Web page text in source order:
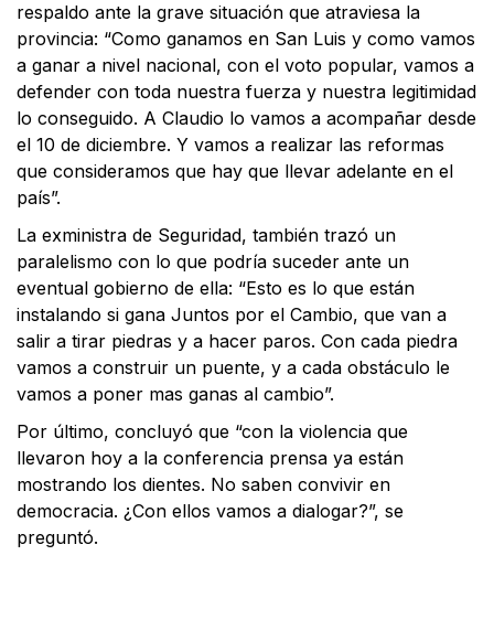
respaldo ante la grave situación que atraviesa la
provincia: “Como ganamos en San Luis y como vamos
a ganar a nivel nacional, con el voto popular, vamos a
defender con toda nuestra fuerza y nuestra legitimidad
lo conseguido. A Claudio lo vamos a acompañar desde
el 10 de diciembre. Y vamos a realizar las reformas
que consideramos que hay que llevar adelante en el
país”.
La exministra de Seguridad, también trazó un
paralelismo con lo que podría suceder ante un
eventual gobierno de ella: “Esto es lo que están
instalando si gana Juntos por el Cambio, que van a
salir a tirar piedras y a hacer paros. Con cada piedra
vamos a construir un puente, y a cada obstáculo le
vamos a poner mas ganas al cambio”.
Por último, concluyó que “con la violencia que
llevaron hoy a la conferencia prensa ya están
mostrando los dientes. No saben convivir en
democracia. ¿Con ellos vamos a dialogar?”, se
preguntó.